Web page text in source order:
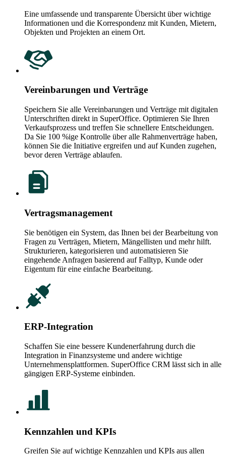
Eine umfassende und transparente Übersicht über wichtige
Informationen und die Korrespondenz mit Kunden, Mietern,
Objekten und Projekten an einem Ort.
Vereinbarungen und Verträge
Speichern Sie alle Vereinbarungen und Verträge mit digitalen
Unterschriften direkt in SuperOffice. Optimieren Sie Ihren
Verkaufsprozess und treffen Sie schnellere Entscheidungen.
Da Sie 100 %ige Kontrolle über alle Rahmenverträge haben,
können Sie die Initiative ergreifen und auf Kunden zugehen,
bevor deren Verträge ablaufen.
Vertragsmanagement
Sie benötigen ein System, das Ihnen bei der Bearbeitung von
Fragen zu Verträgen, Mietern, Mängellisten und mehr hilft.
Strukturieren, kategorisieren und automatisieren Sie
eingehende Anfragen basierend auf Falltyp, Kunde oder
Eigentum für eine einfache Bearbeitung.
ERP-Integration
Schaffen Sie eine bessere Kundenerfahrung durch die
Integration in Finanzsysteme und andere wichtige
Unternehmensplattformen. SuperOffice CRM lässt sich in alle
gängigen ERP-Systeme einbinden.
Kennzahlen und KPIs
Greifen Sie auf wichtige Kennzahlen und KPIs aus allen